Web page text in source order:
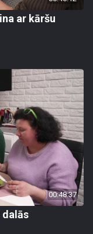
ar kāršu
00:48:37
dalās